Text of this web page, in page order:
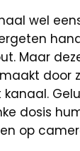
wel
Maar
door
dosis
op